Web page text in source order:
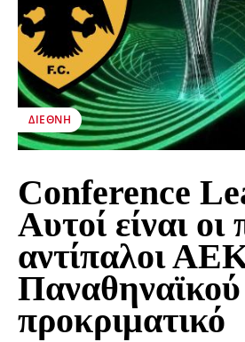
ΔΙΕΘΝΉ
Conference
Αυτοί είναι οι
αντίπαλοι
προκριματικό